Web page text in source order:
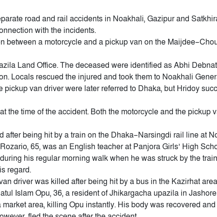
road and rail accidents in Noakhali, Gazipur and
with the incidents.
between a motorcycle and a pickup van on the
Land Office. The deceased were identified as Abhi
Locals rescued the injured and took them to Noakhali
van driver were later referred to Dhaka, but Hridoy
the time of the accident. Both the motorcycle and the pickup
after being hit by a train on the Dhaka–Narsingdi rail line at
65, was an English teacher at Panjora Girls’ High
his regular morning walk when he was struck by the
regard.
driver was killed after being hit by a bus in the Kazirhat
Islam Opu, 36, a resident of Jhikargacha upazila in
area, killing Opu instantly. His body was recovered